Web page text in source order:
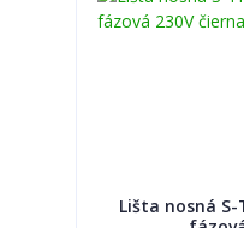
Lišta nosná S-